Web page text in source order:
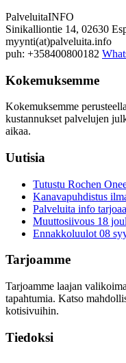
PalveluitaINFO
Sinikalliontie 14, 02630
myynti(at)palveluita.info
puh: +358400800182
Kokemuksemme
Kokemuksemme
kustannukset palvelujen
aikaa.
Uutisia
Tutustu Rochen
Kanavapuhdistus
Palveluita info tarjoaa
Muuttosiivous 18
Ennakkoluulot 08
Tarjoamme
Tarjoamme laajan
tapahtumia. Katso
kotisivuihin.
Tiedoksi